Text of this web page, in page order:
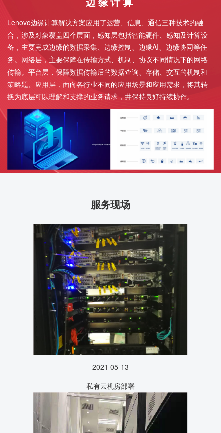
Lenovo边缘计算解决方案应用了运营、信息、通信三种技术的融
合，涉及对象覆盖四个层面，感知层包括智能硬件、感知及计算设
备，主要完成边缘的数据采集、边缘控制、边缘AI、边缘协同等任
务。网络层，主要保障在传输方式、机制、协议不同情况下的网络
传输。平台层，保障数据传输后的数据查询、存储、交互的机制和
策略题。应用层，面向各行业不同的应用场景和应用需求，将其转
换为底层可以理解和支撑的业务请求，井保持良好持续协作。
服务现场
2021-05-13
私有云机房部署